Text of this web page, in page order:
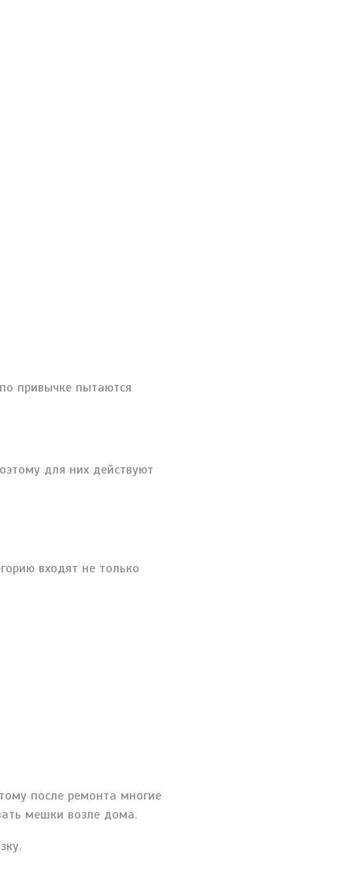
привычке пытаются
для них действуют
входят не только
после ремонта многие
мешки возле дома.